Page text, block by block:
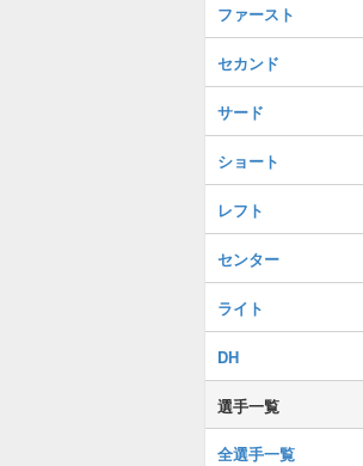
ファースト
セカンド
サード
ショート
レフト
センター
ライト
DH
選手一覧
全選手一覧